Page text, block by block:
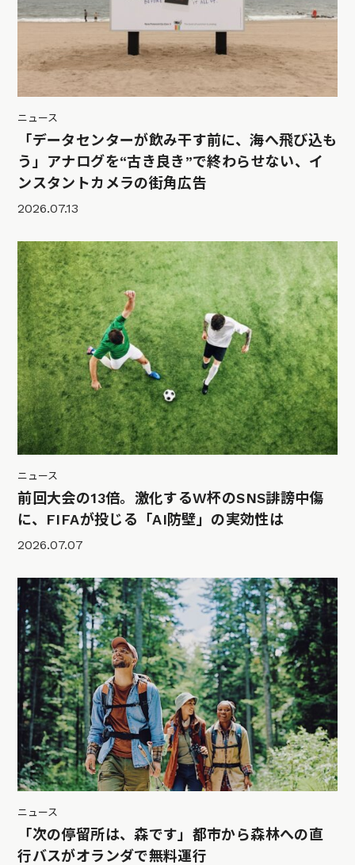
ニュース
「データセンターが飲み干す前に、海へ飛び込も
う」アナログを“古き良き”で終わらせない、イ
ンスタントカメラの街角広告
2026.07.13
ニュース
前回大会の13倍。激化するW杯のSNS誹謗中傷
に、FIFAが投じる「AI防壁」の実効性は
2026.07.07
ニュース
「次の停留所は、森です」都市から森林への直
行バスがオランダで無料運行